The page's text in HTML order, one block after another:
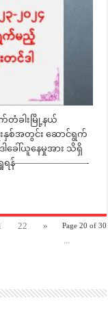
ာက်တံခါးမြို့နယ်
နှစ်အတွင်း ဆောင်ရွက်
ခေါ်ယူနေမှုအား သိရှိ
ရှုရန်————————-
Page 20 of 30
22
»